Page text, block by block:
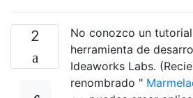
2
No conozco un
herramienta de
Ideaworks Labs.
renombrado "